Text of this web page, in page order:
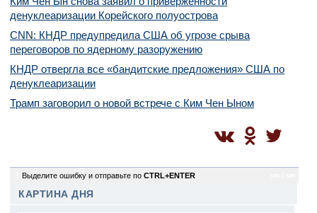
денуклеаризации Корейского полуострова
CNN: КНДР предупредила США об угрозе срыва
переговоров по ядерному разоружению
КНДР отвергла все «бандитские предложения» США по
денуклеаризации
Трамп заговорил о новой встрече с Ким Чен Ыном
Выделите ошибку и отправьте по CTRL+ENTER
КАРТИНА ДНЯ